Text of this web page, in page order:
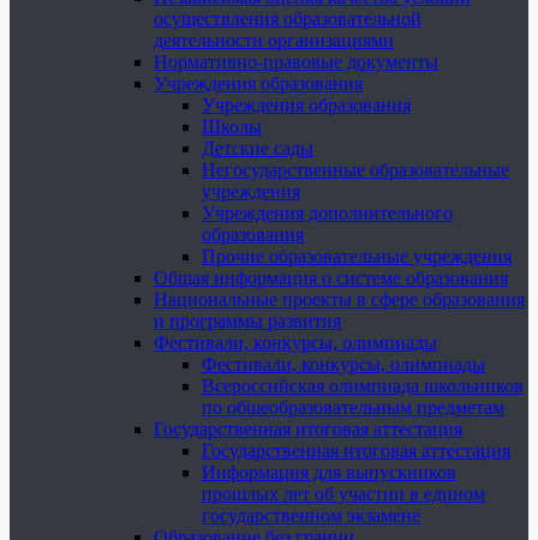
осуществления образовательной
деятельности организациями
Нормативно-правовые документы
Учреждения образования
Учреждения образования
Школы
Детские сады
Негосударственные образовательные
учреждения
Учреждения дополнительного
образования
Прочие образовательные учреждения
Общая информация о системе образования
Национальные проекты в сфере образования
и программы развития
Фестивали, конкурсы, олимпиады
Фестивали, конкурсы, олимпиады
Всероссийская олимпиада школьников
по общеобразовательным предметам
Государственная итоговая аттестация
Государственная итоговая аттестация
Информация для выпускников
прошлых лет об участии в едином
государственном экзамене